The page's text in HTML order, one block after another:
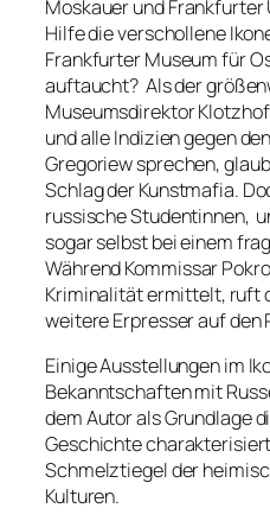
Moskauer und
Hilfe die verschollene
Frankfurter Museum für
auftaucht? Als der
Museumsdirektor
und alle Indizien gegen
Gregoriew sprechen,
Schlag der Kunstmafia.
russische Studentinnen,
sogar selbst bei einem
Während Kommissar
Kriminalität ermittelt, ruft
weitere Erpresser auf den
Einige Ausstellungen im
Bekanntschaften mit
dem Autor als Grundlage
Geschichte
Schmelztiegel der
Kulturen.